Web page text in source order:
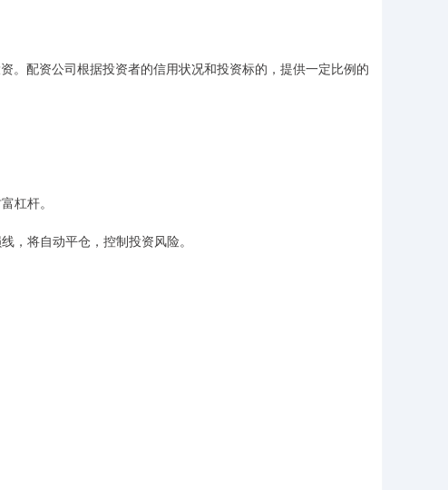
。配资公司根据投资者的信用状况和投资标的，提供一定比例的
杠杆。
，将自动平仓，控制投资风险。